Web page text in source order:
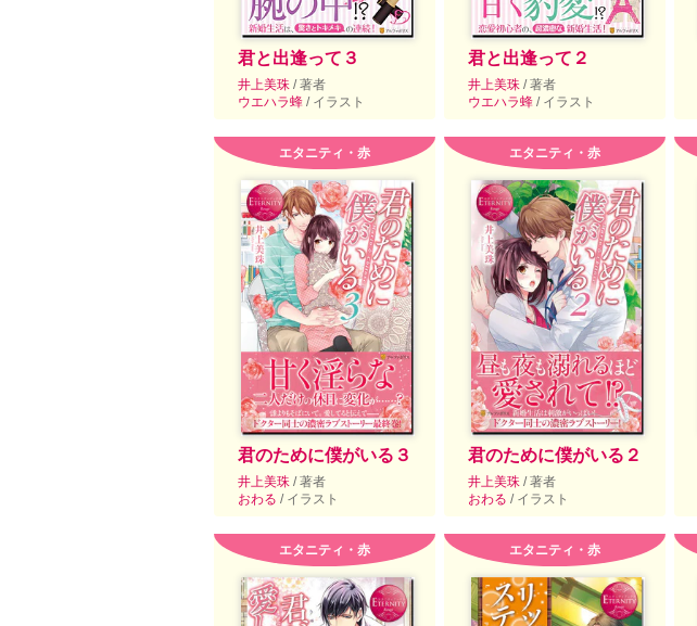
君と出逢って３
井上美珠 / 著者
ウエハラ蜂 / イラスト
君と出逢って２
井上美珠 / 著者
ウエハラ蜂 / イラスト
エタニティ・赤
君のために僕がいる３
井上美珠 / 著者
おわる / イラスト
エタニティ・赤
君のために僕がいる２
井上美珠 / 著者
おわる / イラスト
エタニティ・赤 エタニティ・赤